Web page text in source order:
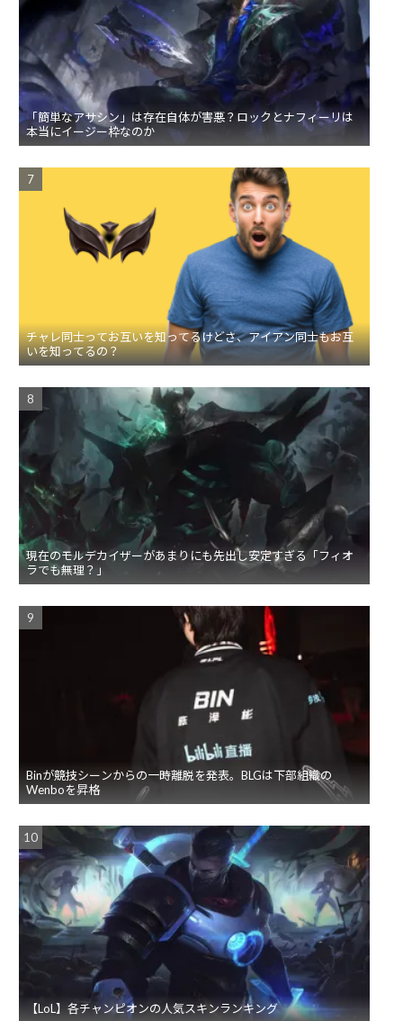
「簡単なアサシン」は存在自体が害悪？ロックとナフィーリは
本当にイージー枠なのか
チャレ同士ってお互いを知ってるけどさ、アイアン同士もお互
いを知ってるの？
現在のモルデカイザーがあまりにも先出し安定すぎる「フィオ
ラでも無理？」
Binが競技シーンからの一時離脱を発表。BLGは下部組織の
Wenboを昇格
【LoL】各チャンピオンの人気スキンランキング